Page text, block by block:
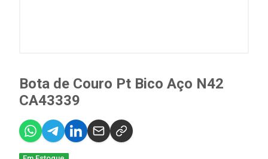
Bota de Couro Pt Bico Aço N42
CA43339